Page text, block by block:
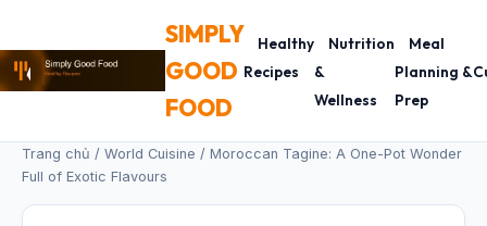
SIMPLY
GOOD
FOOD
Healthy
Recipes
Nutrition
&
Wellness
Meal
Planning &
Prep
Trang chủ / World Cuisine / Moroccan Tagine: A One-Pot Wonder
Full of Exotic Flavours